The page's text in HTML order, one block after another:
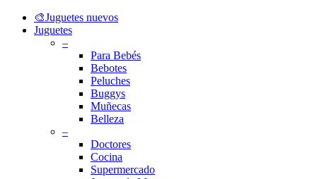
Close
Menu
🎨Juguetes nuevos
Juguetes
–
Para Bebés
Bebotes
Peluches
Buggys
Muñecas
Belleza
–
Doctores
Cocina
Supermercado